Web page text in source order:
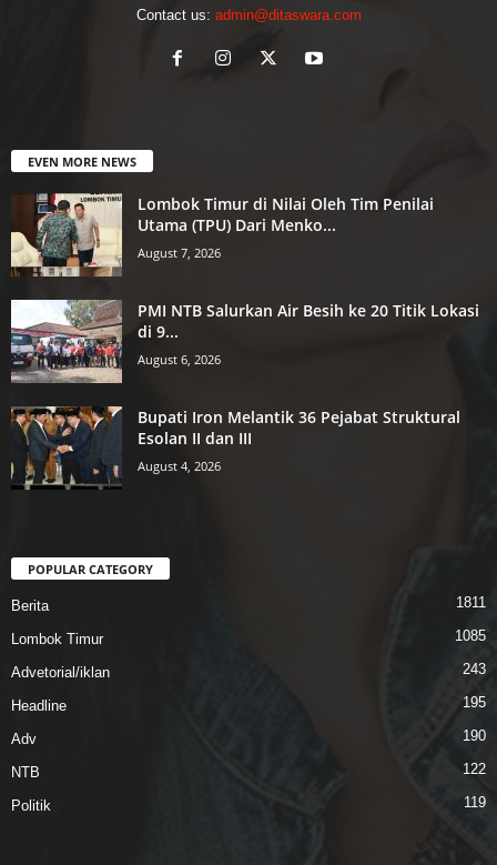
Contact us: admin@ditaswara.com
EVEN MORE NEWS
Lombok Timur di Nilai Oleh Tim Penilai
Utama (TPU) Dari Menko...
August 7, 2026
PMI NTB Salurkan Air Besih ke 20 Titik Lokasi
di 9...
August 6, 2026
Bupati Iron Melantik 36 Pejabat Struktural
Esolan II dan III
August 4, 2026
POPULAR CATEGORY
Berita 1811
Lombok Timur 1085
Advetorial/iklan 243
Headline 195
Adv 190
NTB 122
Politik 119